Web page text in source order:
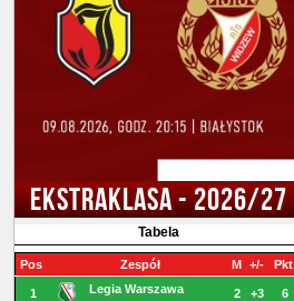
EKSTRAKLASA - 2026/27
Tabela
Pos Zespół M +/- Pkt
1 Legia Warszawa 2 +3 6